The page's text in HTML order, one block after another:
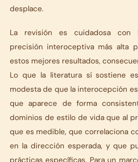
desplace.
La revisión es cuidadosa con
precisión interoceptiva más alta
estos mejores resultados,
Lo que la literatura sí sostiene
modesta de que la interocepción
que aparece de forma
dominios de estilo de vida que al
que es medible, que correlaciona
en la dirección esperada, y que
prácticas específicas. Para un